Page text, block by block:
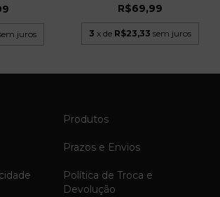
juros
R$69,99
3 x de R$23,33 sem juros
Produtos
Prazos e Envios
Política de Troca e
Devolução